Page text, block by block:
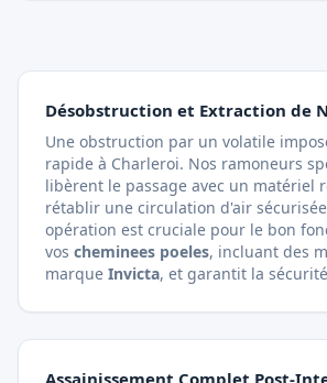
Désobstruction et Extraction de
Une obstruction par un volatile
rapide à Charleroi. Nos ramoneurs
libèrent le passage avec un matériel
rétablir une circulation d'air
opération est cruciale pour le bon
vos cheminees poeles, incluant des
marque Invicta, et garantit la
Assainissement Complet Post-